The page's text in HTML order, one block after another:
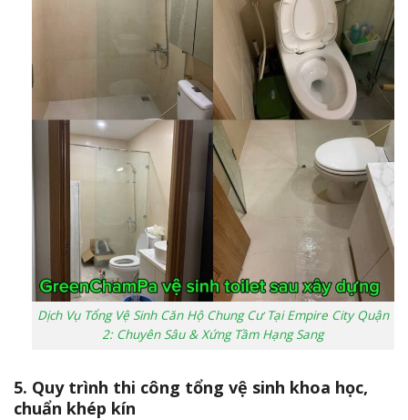
Dịch Vụ Tổng Vệ Sinh Căn Hộ Chung Cư Tại Empire City Quận
2: Chuyên Sâu & Xứng Tầm Hạng Sang
5. Quy trình thi công tổng vệ sinh khoa học,
chuẩn khép kín